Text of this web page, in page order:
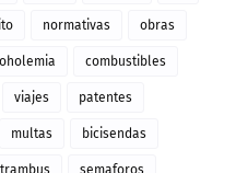
normativas obras
combustibles
viajes patentes
multas bicisendas